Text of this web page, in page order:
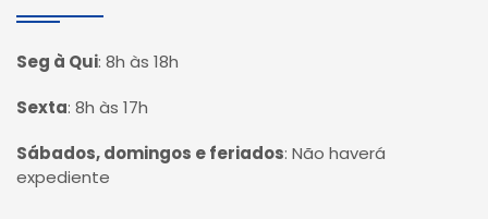
Seg à Qui: 8h às 18h
Sexta: 8h às 17h
Sábados, domingos e feriados: Não haverá
expediente